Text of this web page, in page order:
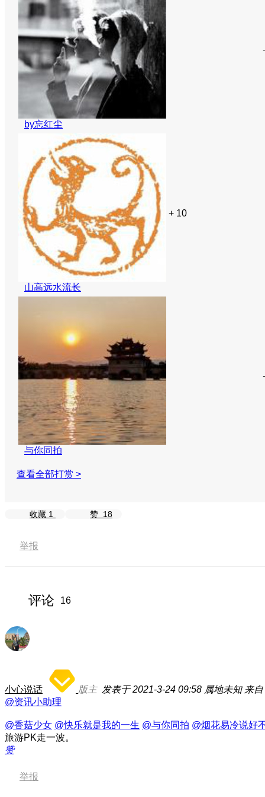
by忘红尘
山高远水流长
+ 10
与你同拍
查看全部打赏 >
收藏 1 赞 18
举报
评论 16
小心说话 版主 发表于 2021-3-24 09:58 属地未知 来
@资讯小助理
@香菇少女 @快乐就是我的一生 @与你同拍 @烟花易冷说好
旅游PK走一波。
赞
举报